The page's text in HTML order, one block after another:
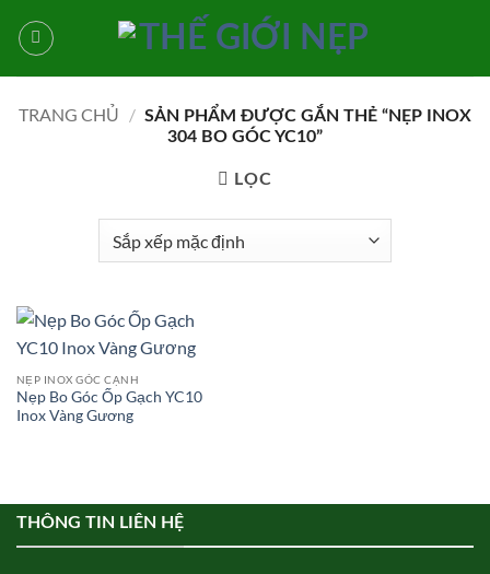
qua
TRANG CHỦ / SẢN PHẨM ĐƯỢC GẮN THẺ “NẸP INOX
304 BO GÓC YC10”
LỌC
NẸP INOX GÓC CẠNH
Nẹp Bo Góc Ốp Gạch YC10
Inox Vàng Gương
THÔNG TIN LIÊN HỆ